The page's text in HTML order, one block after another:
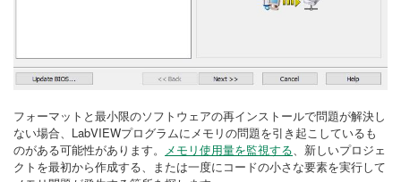
フォーマットと最小限のソフトウェアの再インストールで問題が解決し
ない場合、LabVIEWプログラムにメモリの問題を引き起こしているも
のがある可能性があります。 メモリ使用量を監視する、新しいプロジェ
クトを最初から作成する、または一度にコードの小さな要素を実行して